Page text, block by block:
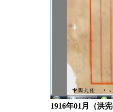
1916年01月（洪